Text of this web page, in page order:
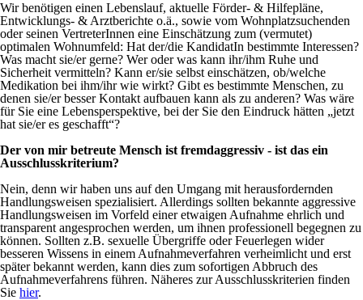
Wir benötigen einen Lebenslauf, aktuelle Förder- & Hilfepläne,
Entwicklungs- & Arztberichte o.ä., sowie vom Wohnplatzsuchenden
oder seinen VertreterInnen eine Einschätzung zum (vermutet)
optimalen Wohnumfeld: Hat der/die KandidatIn bestimmte Interessen?
Was macht sie/er gerne? Wer oder was kann ihr/ihm Ruhe und
Sicherheit vermitteln? Kann er/sie selbst einschätzen, ob/welche
Medikation bei ihm/ihr wie wirkt? Gibt es bestimmte Menschen, zu
denen sie/er besser Kontakt aufbauen kann als zu anderen? Was wäre
für Sie eine Lebensperspektive, bei der Sie den Eindruck hätten „jetzt
hat sie/er es geschafft“?
Der von mir betreute Mensch ist fremdaggressiv - ist das ein
Ausschlusskriterium?
Nein, denn wir haben uns auf den Umgang mit herausfordernden
Handlungsweisen spezialisiert. Allerdings sollten bekannte aggressive
Handlungsweisen im Vorfeld einer etwaigen Aufnahme ehrlich und
transparent angesprochen werden, um ihnen professionell begegnen zu
können. Sollten z.B. sexuelle Übergriffe oder Feuerlegen wider
besseren Wissens in einem Aufnahmeverfahren verheimlicht und erst
später bekannt werden, kann dies zum sofortigen Abbruch des
Aufnahmeverfahrens führen. Näheres zur Ausschlusskriterien finden
Sie hier.